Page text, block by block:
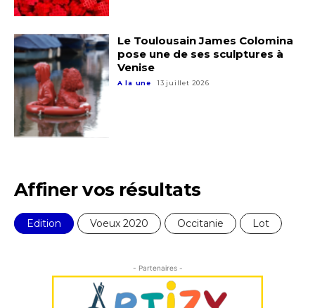
Le Toulousain James Colomina
pose une de ses sculptures à
Venise
A la une 13 juillet 2026
Affiner vos résultats
Edition Voeux 2020 Occitanie Lot
- Partenaires -